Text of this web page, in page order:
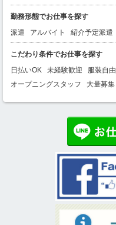
勤務形態でお仕事を探す
派遣
アルバイト 紹介予定派遣
こだわり条件でお仕事を探す
日払いOK
未経験歓迎 服装自由
オープニングスタッフ
大量募集